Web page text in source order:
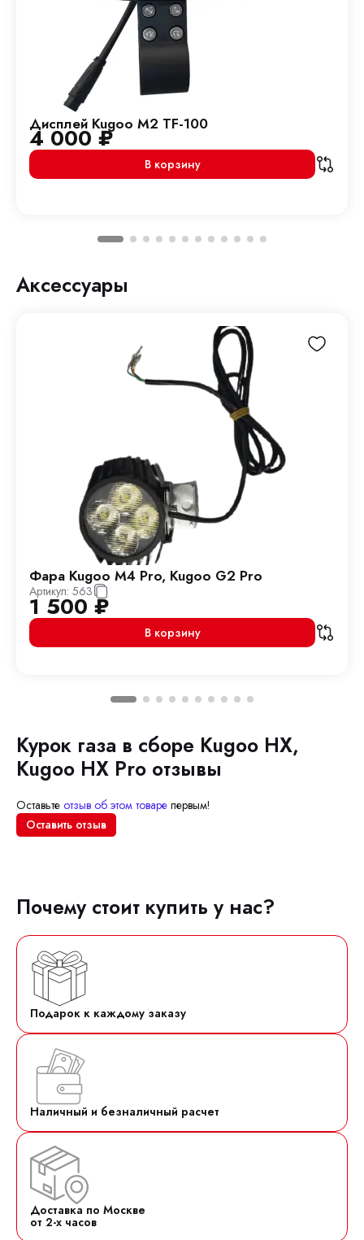
Дисплей Kugoo M2 TF-100
4 000₽
В корзину
Аксессуары
Фара Kugoo M4 Pro, Kugoo G2 Pro
Артикул: 563
1 500 ₽
В корзину
Курок газа в сборе Kugoo HX,
Kugoo HX Pro отзывы
Оставьте отзыв об этом товаре первым!
Оставить отзыв
Почему стоит купить у нас?
Подарок к каждому заказу
Наличный и безналичный расчет
Доставка по Москве
от 2-х часов